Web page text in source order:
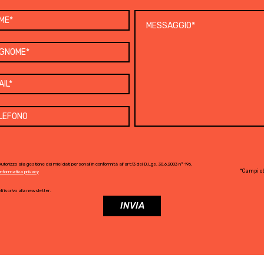
alla gestione dei miei dati personali in conformità all'art.13 del D.Lgs. 30.6.2003 n° 196.
privacy
iscrivo alla newsletter.
*Campi